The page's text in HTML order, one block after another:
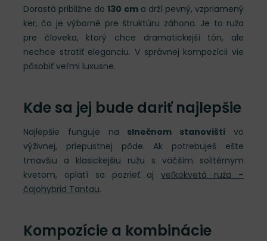
Dorastá približne do130 cma drží pevný, vzpriamený
ker, čo je výborné pre štruktúru záhona. Je to ruža
pre človeka, ktorý chce dramatickejší tón, ale
nechce stratiť eleganciu. V správnej kompozícii vie
pôsobiť veľmi luxusne.
Kde sa jej bude dariť najlepšie
Najlepšie funguje na slnečnom stanovišti vo
výživnej, priepustnej pôde. Ak potrebuješ ešte
tmavšiu a klasickejšiu ružu s väčším solitérnym
kvetom, oplatí sa pozrieť ajveľkokvetá ruža –
čajohybrid Tantau.
Kompozície a kombinácie